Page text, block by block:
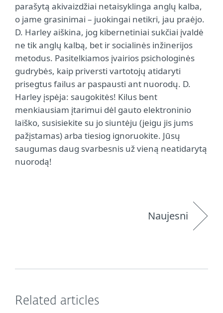
parašytą akivaizdžiai netaisyklinga anglų kalba,
o jame grasinimai – juokingai netikri, jau praėjo.
D. Harley aiškina, jog kibernetiniai sukčiai įvaldė
ne tik anglų kalbą, bet ir socialinės inžinerijos
metodus. Pasitelkiamos įvairios psichologinės
gudrybės, kaip priversti vartotojų atidaryti
prisegtus failus ar paspausti ant nuorodų. D.
Harley įspėja: saugokitės! Kilus bent
menkiausiam įtarimui dėl gauto elektroninio
laiško, susisiekite su jo siuntėju (jeigu jis jums
pažįstamas) arba tiesiog ignoruokite. Jūsų
saugumas daug svarbesnis už vieną neatidarytą
nuorodą!
Naujesni
Related articles